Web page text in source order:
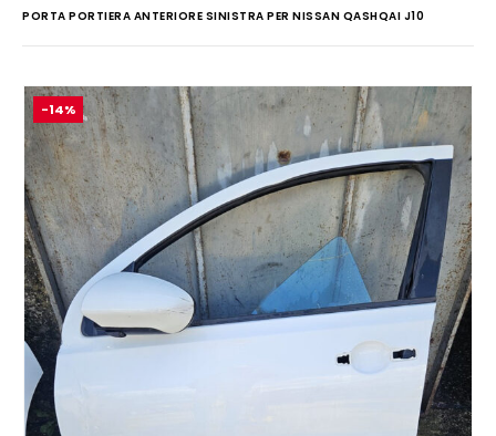
PORTA PORTIERA ANTERIORE SINISTRA PER NISSAN QASHQAI J10
-14%